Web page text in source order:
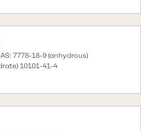
7778-18-9 (anhydrous)
10101-41-4